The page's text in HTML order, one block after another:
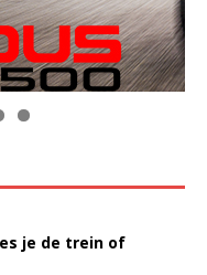
je de trein of